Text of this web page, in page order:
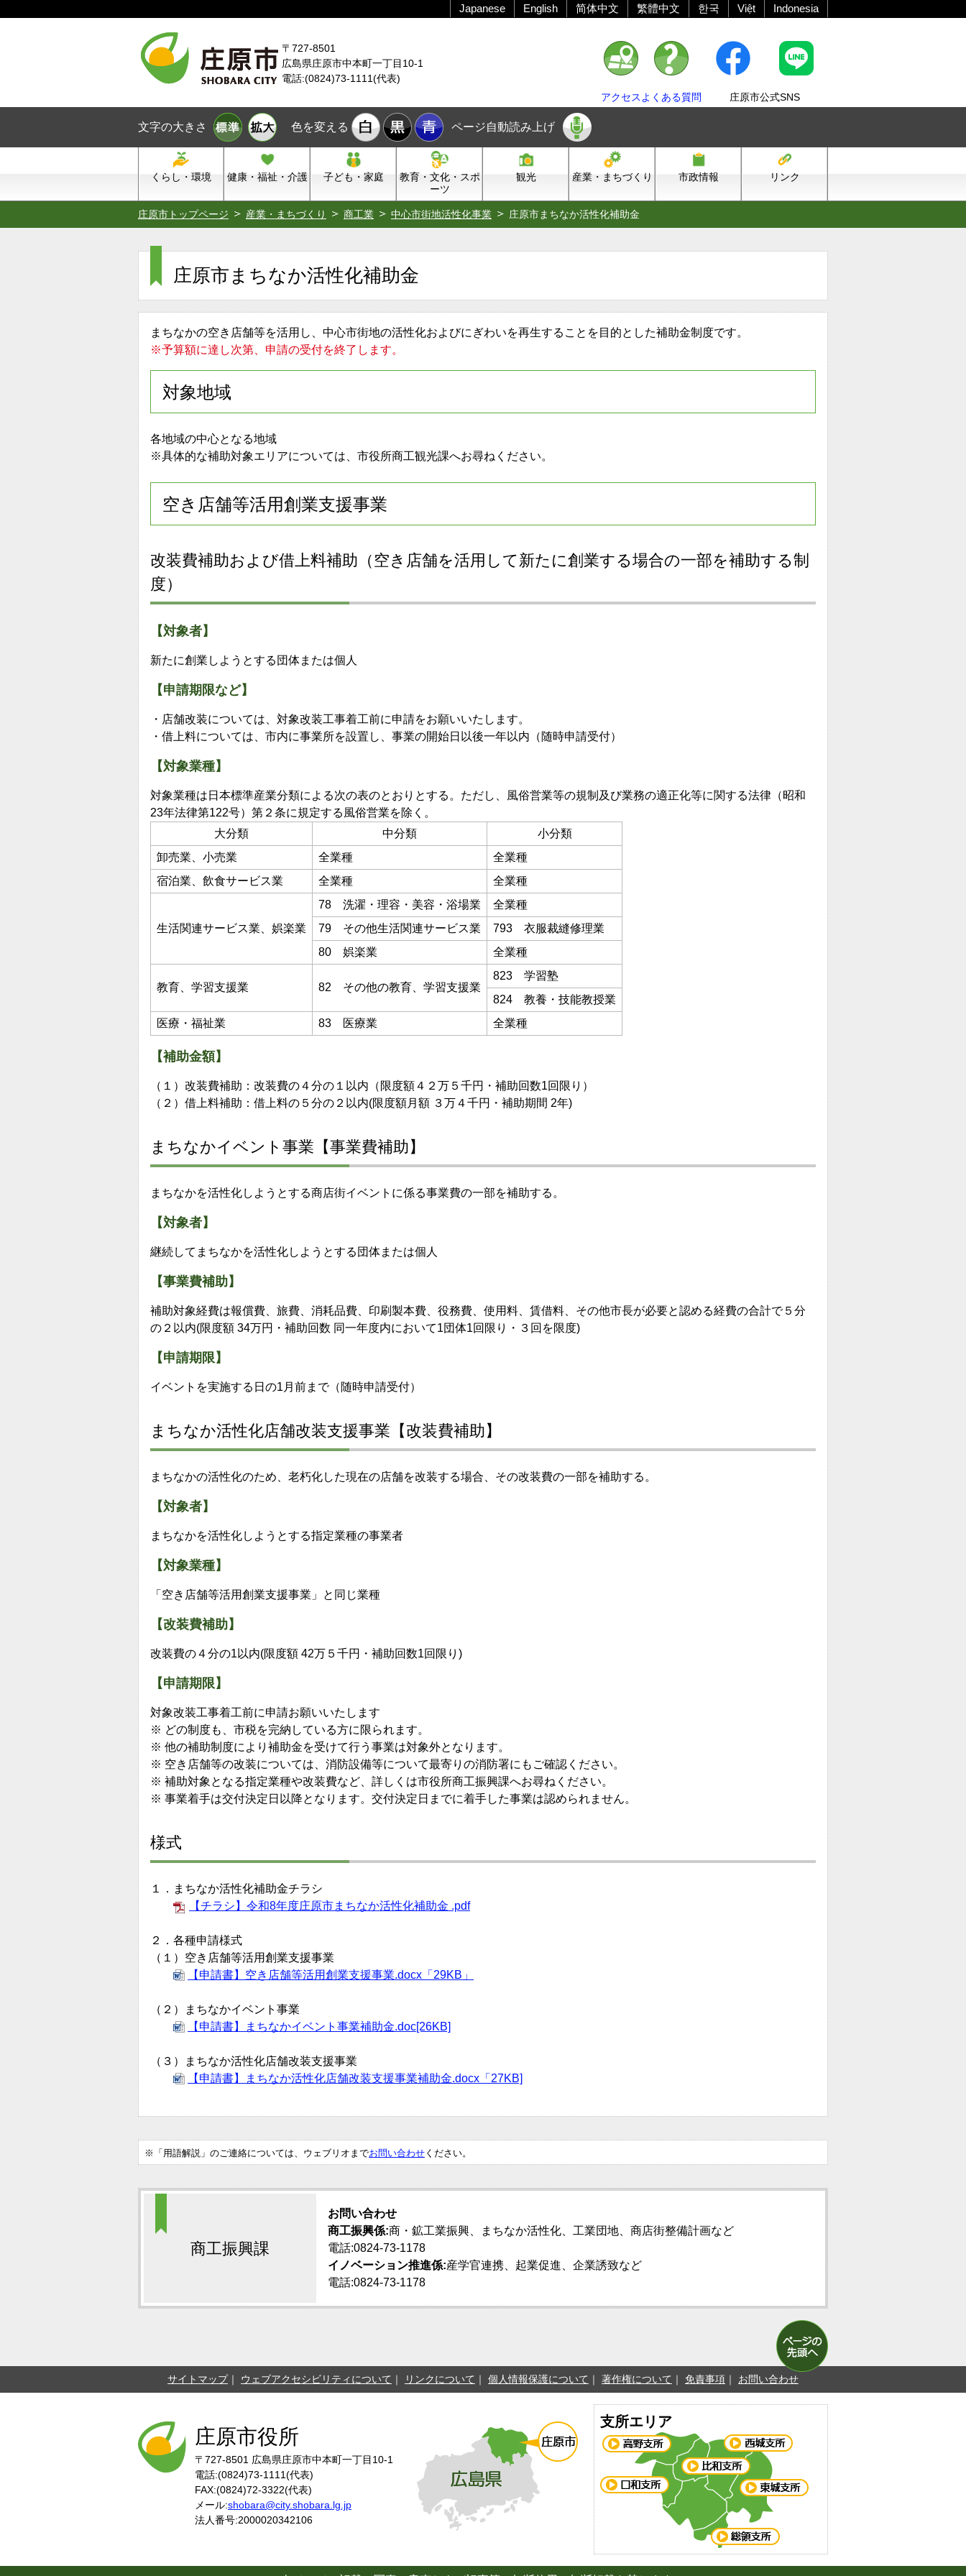
Japanese English 简体中文 繁體中文 한국 Việt Indonesia
〒727-8501
広島県庄原市中本町一丁目10-1
電話:(0824)73-1111(代表)
アクセス よくある質問 庄原市公式SNS
文字の大きさ 色を変える ページ自動読み上げ
くらし・環境 健康・福祉・介護 子ども・家庭
教育・文化・スポ
ーツ
観光 産業・まちづくり 市政情報 リンク
庄原市トップページ 産業・まちづくり 商工業 中心市街地活性化事業 庄原市まちなか活性化補助金
庄原市まちなか活性化補助金
まちなかの空き店舗等を活用し、中心市街地の活性化およびにぎわいを再生することを目的とした補助金制度です。
※予算額に達し次第、申請の受付を終了します。
対象地域
各地域の中心となる地域
※具体的な補助対象エリアについては、市役所商工観光課へお尋ねください。
空き店舗等活用創業支援事業
改装費補助および借上料補助（空き店舗を活用して新たに創業する場合の一部を補助する制
度）
【対象者】
新たに創業しようとする団体または個人
【申請期限など】
・店舗改装については、対象改装工事着工前に申請をお願いいたします。
・借上料については、市内に事業所を設置し、事業の開始日以後一年以内（随時申請受付）
【対象業種】
対象業種は日本標準産業分類による次の表のとおりとする。ただし、風俗営業等の規制及び業務の適正化等に関する法律（昭和
23年法律第122号）第２条に規定する風俗営業を除く。
大分類
中分類
小分類
卸売業、小売業
全業種
全業種
宿泊業、飲食サービス業
全業種 全業種
生活関連サービス業、娯楽業
78 洗濯・理容・美容・浴場業
全業種
79 その他生活関連サービス業
793 衣服裁縫修理業
80 娯楽業
全業種
教育、学習支援業 82 その他の教育、学習支援業
823 学習塾
824 教養・技能教授業
医療・福祉業
83 医療業 全業種
【補助金額】
（１）改装費補助：改装費の４分の１以内（限度額４２万５千円・補助回数1回限り）
（２）借上料補助：借上料の５分の２以内(限度額月額 ３万４千円・補助期間 2年)
まちなかイベント事業【事業費補助】
まちなかを活性化しようとする商店街イベントに係る事業費の一部を補助する。
【対象者】
継続してまちなかを活性化しようとする団体または個人
【事業費補助】
補助対象経費は報償費、旅費、消耗品費、印刷製本費、役務費、使用料、賃借料、その他市長が必要と認める経費の合計で５分
の２以内(限度額 34万円・補助回数 同一年度内において1団体1回限り・３回を限度)
【申請期限】
イベントを実施する日の1月前まで（随時申請受付）
まちなか活性化店舗改装支援事業【改装費補助】
まちなかの活性化のため、老朽化した現在の店舗を改装する場合、その改装費の一部を補助する。
【対象者】
まちなかを活性化しようとする指定業種の事業者
【対象業種】
「空き店舗等活用創業支援事業」と同じ業種
【改装費補助】
改装費の４分の1以内(限度額 42万５千円・補助回数1回限り)
【申請期限】
対象改装工事着工前に申請お願いいたします
※ どの制度も、市税を完納している方に限られます。
※ 他の補助制度により補助金を受けて行う事業は対象外となります。
※ 空き店舗等の改装については、消防設備等について最寄りの消防署にもご確認ください。
※ 補助対象となる指定業種や改装費など、詳しくは市役所商工振興課へお尋ねください。
※ 事業着手は交付決定日以降となります。交付決定日までに着手した事業は認められません。
様式
１．まちなか活性化補助金チラシ
【チラシ】令和8年度庄原市まちなか活性化補助金 .pdf
２．各種申請様式
（１）空き店舗等活用創業支援事業
【申請書】空き店舗等活用創業支援事業.docx「29KB」
（２）まちなかイベント事業
【申請書】まちなかイベント事業補助金.doc[26KB]
（３）まちなか活性化店舗改装支援事業
【申請書】まちなか活性化店舗改装支援事業補助金.docx「27KB]
※「用語解説」のご連絡については、ウェブリオまでお問い合わせ ください。
商工振興課
お問い合わせ
商工振興係:商・鉱工業振興、まちなか活性化、工業団地、商店街整備計画など
電話:0824-73-1178
イノベーション推進係:産学官連携、起業促進、企業誘致など
電話:0824-73-1178
サイトマップ ウェブアクセシビリティについて リンクについて 個人情報保護について 著作権について 免責事項 お問い合わせ
庄原市役所
〒727-8501 広島県庄原市中本町一丁目10-1
電話:(0824)73-1111(代表)
FAX:(0824)72-3322(代表)
メール:shobara@city.shobara.lg.jp
法人番号:2000020342106
支所エリア